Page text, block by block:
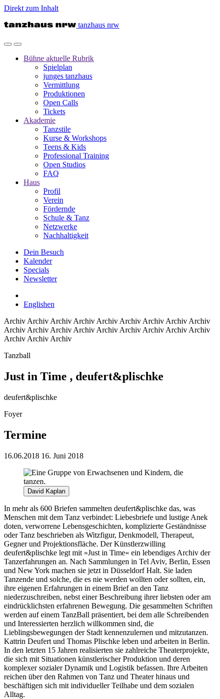
Direkt zum Inhalt
tanzhaus nrw
Bühne aktuelle Rubrik
Spielplan
junges tanzhaus
Vermittlung
Produktionen
Open Calls
Tickets
Akademie
Tanzstile
Kurse & Workshops
Teens & Kids
Professional Training
Open Studios
FAQ
Haus
Profil
Verein
Fördernde
Schule & Tanz
Netzwerke
Nachhaltigkeit
Dein Besuch
Kalender
Specials
Newsletter
Englishen
Archiv Archiv Archiv Archiv Archiv Archiv Archiv Archiv Archiv
Archiv Archiv Archiv Archiv Archiv Archiv Archiv Archiv Archiv
Archiv Archiv Archiv
Tanzball
Just in Time , deufert&plischke
deufert&plischke
Foyer
Termine
16.06.2018 16. Juni 2018
David Kaplan
In mehr als 600 Briefen sammelten deufert&plischke das, was
Menschen mit dem Tanz verbindet: Liebesbriefe und lustige Anek
doten, verworrene Lebensgeschichten, komplizierte Geständnisse
oder Tanz beschrieben als Witzfigur, Denkmodell, Therapeut,
Gegner und Projektionsfläche. Der Künstlerzwilling
deufert&plischke legt mit »Just in Time« ein lebendiges Archiv der
Tanzerfahrungen an. Nach Sammlungen in Tel Aviv, Berlin, Essen
und New York machen sie jetzt in Düsseldorf Halt. Sie laden
Tanzende und solche, die es nie werden wollten oder sollten, ein,
ihre eigenen Erfahrungen in einem Brief an den Tanz
niederzuschreiben, nebst einer Beschreibung ihrer liebsten oder am
eindrücklichsten erfahrenen Bewegung. Die gesammelten Schriften
werden auf einem Tanz­Ball präsentiert, bei dem alle Schreibenden
und Interessierten herzlich willkommen sind, die
Lieblingsbewegungen der Stadt kennenzulernen und mitzutanzen.
Kattrin Deufert und Thomas Plischke leben und arbeiten in Berlin.
In den letzten 15 Jahren realisierten sie zahlreiche Theaterprojekte,
die sich mit Situationen künstlerischer Produktion und deren
komplexer sozialer Dynamik und Logistik befassen. Ihre Arbeiten
reichen über den Rahmen von Tanz und Theater hinaus und
beschäftigen sich mit individueller Teilhabe und dem sozialen
Alltag.